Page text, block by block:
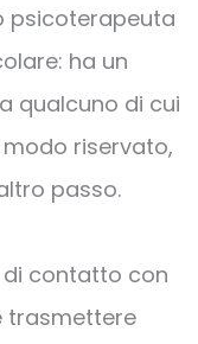
psicoterapeuta
ha un
qualcuno di cui
riservato,
passo.
di contatto con
trasmettere